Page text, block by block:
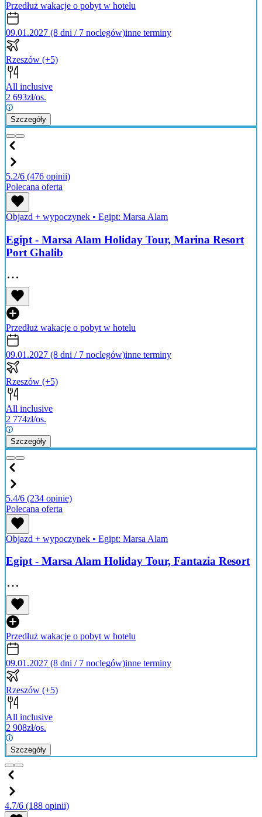
Przedłuż wakacje o pobyt w hotelu
09.01.2027 (8 dni / 7 noclegów)inne terminy
Rzeszów (+5)
All inclusive
2 693zł/os.
Szczegóły
5.2/6 (476 opinii)
Polecana oferta
Objazd + wypoczynek • Egipt: Marsa Alam
Egipt - Marsa Alam Holiday Tour, Marina Resort
Port Ghalib
Przedłuż wakacje o pobyt w hotelu
09.01.2027 (8 dni / 7 noclegów)inne terminy
Rzeszów (+5)
All inclusive
2 774zł/os.
Szczegóły
5.4/6 (234 opinie)
Polecana oferta
Objazd + wypoczynek • Egipt: Marsa Alam
Egipt - Marsa Alam Holiday Tour, Fantazia Resort
Przedłuż wakacje o pobyt w hotelu
09.01.2027 (8 dni / 7 noclegów)inne terminy
Rzeszów (+5)
All inclusive
2 908zł/os.
Szczegóły
4.7/6 (188 opinii)